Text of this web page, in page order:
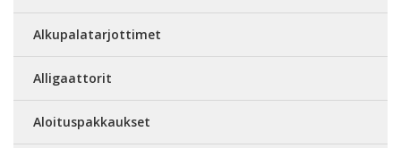
Alkupalatarjottimet
Alligaattorit
Aloituspakkaukset